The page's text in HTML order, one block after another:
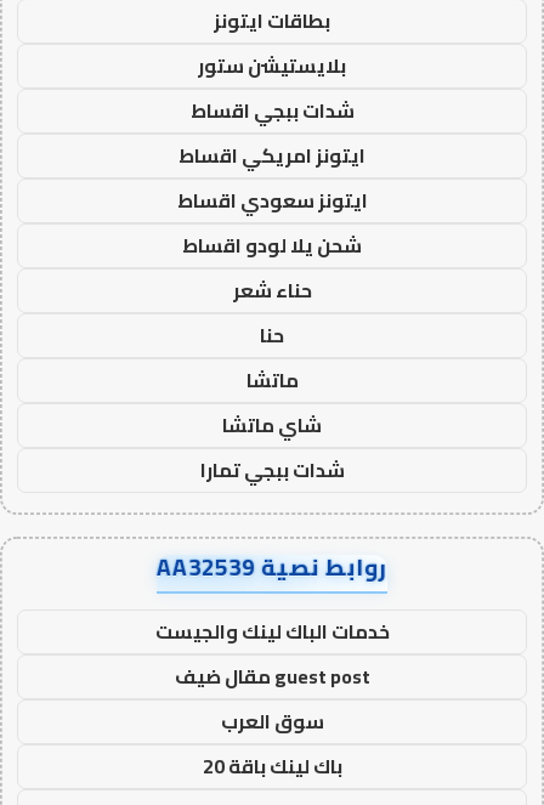
بطاقات ايتونز
بلايستيشن ستور
شدات ببجي اقساط
ايتونز امريكي اقساط
ايتونز سعودي اقساط
شحن يلا لودو اقساط
حناء شعر
حنا
ماتشا
شاي ماتشا
شدات ببجي تمارا
روابط نصية AA32539
خدمات الباك لينك والجيست
guest post مقال ضيف
سوق العرب
باك لينك باقة 20